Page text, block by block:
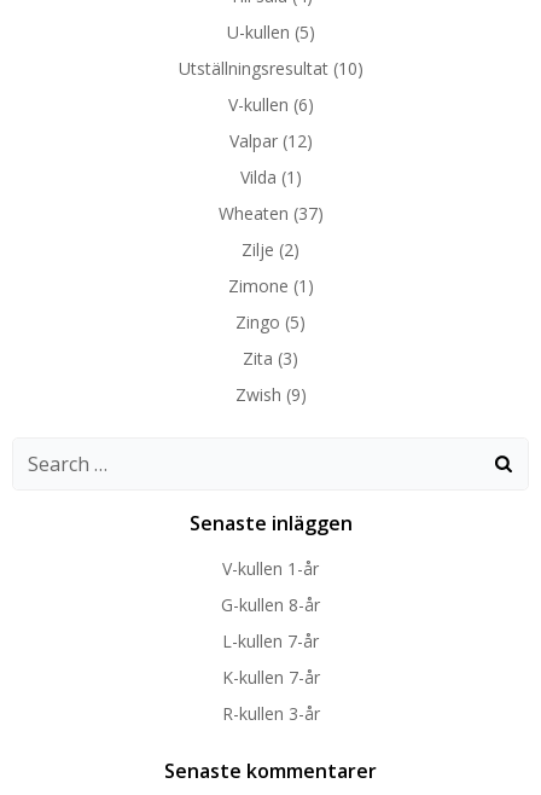
U-kullen (5)
Utställningsresultat(10)
V-kullen (6)
Valpar(12)
Vilda (1)
Wheaten (37)
Zilje (2)
Zimone (1)
Zingo (5)
Zita (3)
Zwish (9)
Search
Senaste inläggen
V-kullen 1-år
G-kullen 8-år
L-kullen 7-år
K-kullen 7-år
R-kullen 3-år
Senaste kommentarer